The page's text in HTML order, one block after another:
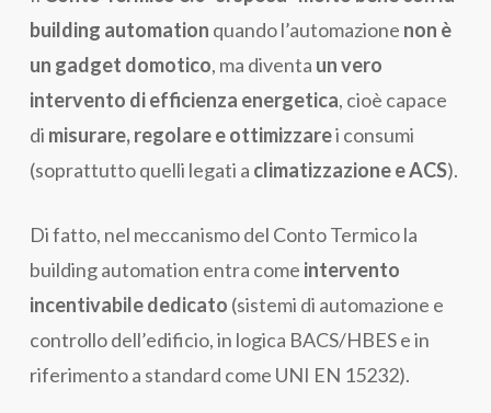
building automation quando l’automazione non è
un gadget domotico, ma diventa un vero
intervento di efficienza energetica, cioè capace
di misurare, regolare e ottimizzarei consumi
(soprattutto quelli legati a climatizzazione e ACS).
Di fatto, nel meccanismo del Conto Termico la
building automation entra come intervento
incentivabile dedicato (sistemi di automazione e
controllo dell’edificio, in logica BACS/HBES e in
riferimento a standard come UNI EN 15232).